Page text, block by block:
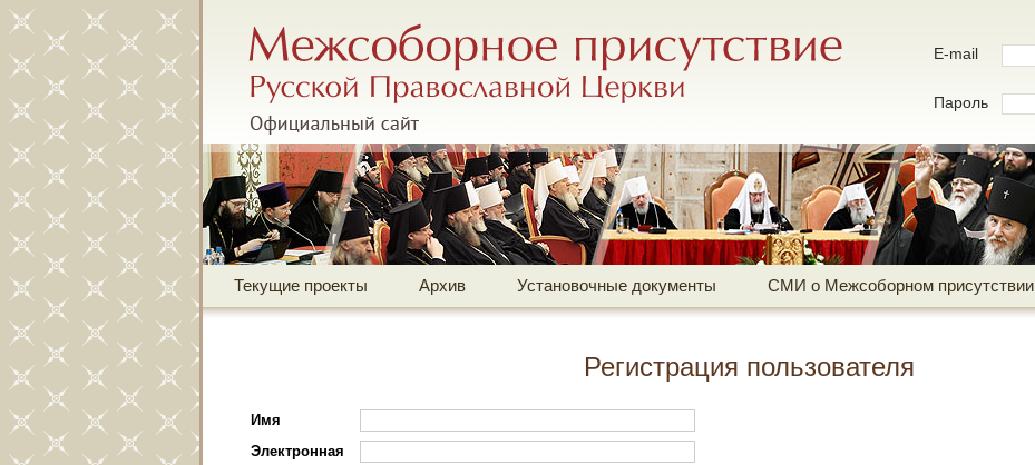
Межсоборное присутствие Русской Православной Церкви
Официальный сайт
E-mail
Пароль
Текущие проекты Архив Установочные документы СМИ о Межсоборном присутствии
Регистрация пользователя
Имя
Электронная